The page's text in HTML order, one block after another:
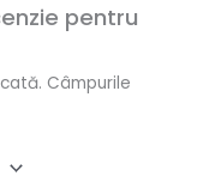
pentru
Câmpurile